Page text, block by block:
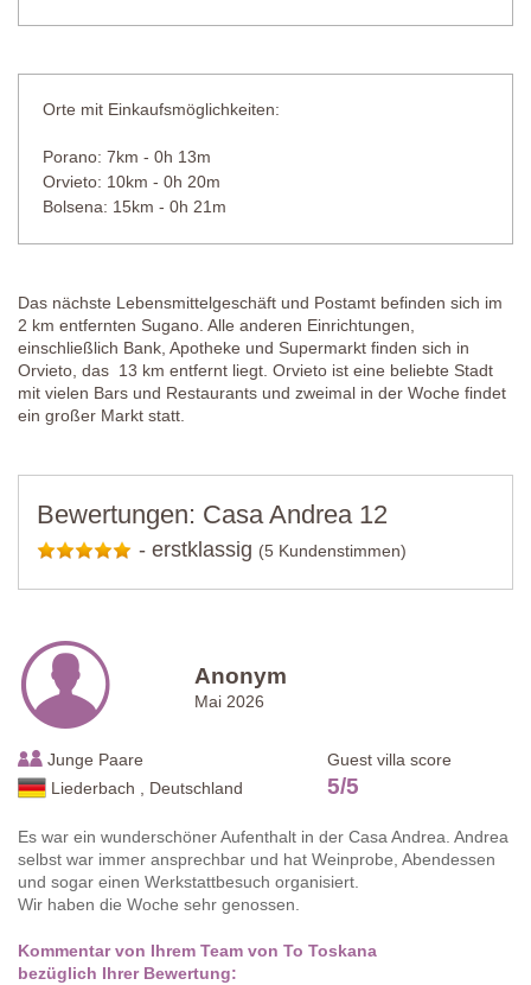
Orte mit Einkaufsmöglichkeiten:
Porano: 7km - 0h 13m
Orvieto: 10km - 0h 20m
Bolsena: 15km - 0h 21m
Das nächste Lebensmittelgeschäft und Postamt befinden sich im
2 km entfernten Sugano. Alle anderen Einrichtungen,
einschließlich Bank, Apotheke und Supermarkt finden sich in
Orvieto, das 13 km entfernt liegt. Orvieto ist eine beliebte Stadt
mit vielen Bars und Restaurants und zweimal in der Woche findet
ein großer Markt statt.
Bewertungen: Casa Andrea 12
- erstklassig (5 Kundenstimmen)
Anonym
Mai 2026
Junge Paare
Liederbach , Deutschland
Guest villa score
5/5
Es war ein wunderschöner Aufenthalt in der Casa Andrea. Andrea
selbst war immer ansprechbar und hat Weinprobe, Abendessen
und sogar einen Werkstattbesuch organisiert.
Wir haben die Woche sehr genossen.
Kommentar von Ihrem Team von To Toskana
bezüglich Ihrer Bewertung: